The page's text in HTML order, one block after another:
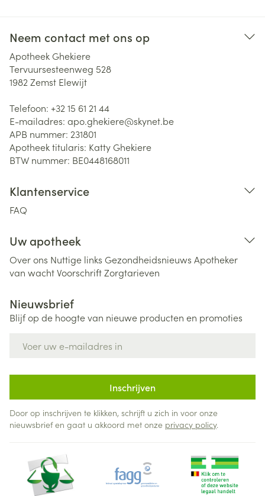
Neem contact met ons op
Apotheek Ghekiere
Tervuursesteenweg 528
1982 Zemst Elewijt
Telefoon: +32 15 61 21 44
E-mailadres: apo.ghekiere@skynet.be
APB nummer: 231801
Apotheek titularis: Katty Ghekiere
BTW nummer: BE0448168011
Klantenservice
FAQ
Uw apotheek
Over ons Nuttige links Gezondheidsnieuws Apotheker
van wachtVoorschriftZorgtarieven
Nieuwsbrief
Blijf op de hoogte van nieuwe producten en promoties
Inschrijven
Door op inschrijven te klikken, schrijft u zich in voor onze
nieuwsbrief en gaat u akkoord met onze privacy policy.